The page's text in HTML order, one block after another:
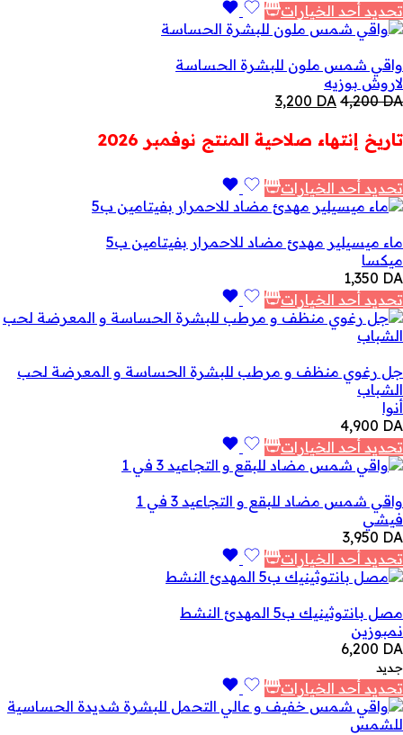
تحديد أحد الخيارات
واقي شمس ملون للبشرة الحساسة
لاروش بوزيه
4,200DA
السعر
هو:
4,200 DA.
3,200 DA
السعر
هو:
3,200 DA.
تاريخ إنتهاء صلاحية المنتج نوفمبر 2026
تحديد أحد الخيارات
ماء ميسيلير مهدئ مضاد للاحمرار بفيتامين ب5
ميكسا
1,350 DA
تحديد أحد الخيارات
جل رغوي منظف و مرطب للبشرة الحساسة و المعرضة لحب
الشباب
أنوا
4,900 DA
تحديد أحد الخيارات
واقي شمس مضاد للبقع و التجاعيد 3 في 1
فيشي
3,950 DA
تحديد أحد الخيارات
مصل بانتوثينيك ب5 المهدئ النشط
نمبوزين
6,200 DA
جديد
تحديد أحد الخيارات